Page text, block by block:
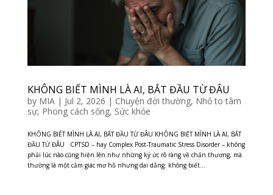
KHÔNG BIẾT MÌNH LÀ AI, BẮT ĐẦU TỪ ĐÂU
by MIA| Jul 2, 2026 | Chuyện đời thường, Nhỏ to tâm
sự, Phong cách sống, Sức khỏe
KHÔNG BIẾT MÌNH LÀ AI, BẮT ĐẦU TỪ ĐÂU KHÔNG BIẾT MÌNH LÀ AI, BẮT
ĐẦU TỪ ĐÂU CPTSD – hay Complex Post-Traumatic Stress Disorder – không
phải lúc nào cũng hiện lên như những ký ức rõ ràng về chấn thương, mà
thường là một cảm giác mơ hồ nhưng dai dẳng: không biết...